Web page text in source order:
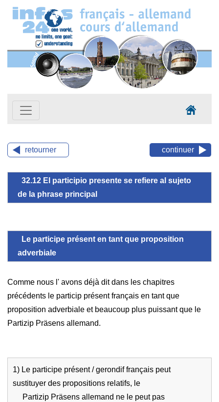
retourner continuer
32.12 El participio presente se refiere al sujeto
de la phrase principal
Le participe présent en tant que proposition
adverbiale
Comme nous l' avons déjà dit dans les chapitres
précédents le particip présent français en tant que
proposition adverbiale et beaucoup plus puissant que le
Partizip Präsens allemand.
1) Le participe présent / gerondif français peut
sustituyer des propositions relatifs, le
Partizip Präsens allemand ne le peut pas